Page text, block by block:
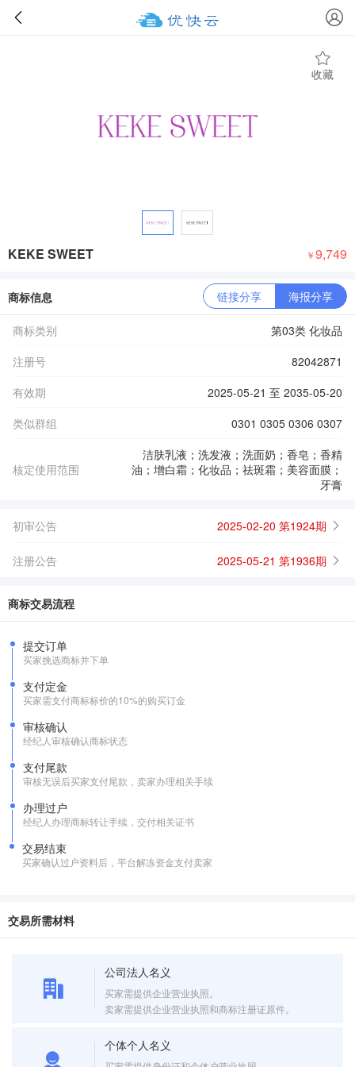
收藏
KEKE SWEET ￥9,749
商标信息 链接分享 海报分享
商标类别
第03类 化妆品
注册号
82042871
有效期
2025-05-21 至 2035-05-20
类似群组
0301 0305 0306 0307
核定使用范围
洁肤乳液；洗发液；洗面奶；香皂；香精
油；增白霜；化妆品；祛斑霜；美容面膜；
牙膏
初审公告 2025-02-20 第1924期
注册公告 2025-05-21 第1936期
商标交易流程
提交订单
买家挑选商标并下单
支付定金
买家需支付商标标价的10%的购买订金
审核确认
经纪人审核确认商标状态
支付尾款
审核无误后买家支付尾款，卖家办理相关手续
办理过户
经纪人办理商标转让手续，交付相关证书
交易结束
买家确认过户资料后，平台解冻资金支付卖家
交易所需材料
公司法人名义
买家需提供企业营业执照。
卖家需提供企业营业执照和商标注册证原件。
个体个人名义